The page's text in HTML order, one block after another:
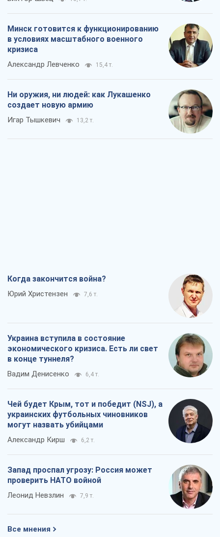
Минск готовится к функционированию
в условиях масштабного военного
кризиса
Александр Левченко 15,4 т.
Ни оружия, ни людей: как Лукашенко
создает новую армию
Игар Тышкевич 13,2 т.
Когда закончится война?
Юрий Христензен 7,6 т.
Украина вступила в состояние
экономического кризиса. Есть ли свет
в конце туннеля?
Вадим Денисенко 6,4 т.
Чей будет Крым, тот и победит (NSJ), а
украинских футбольных чиновников
могут назвать убийцами
Александр Кирш 6,2 т.
Запад проспал угрозу: Россия может
проверить НАТО войной
Леонид Невзлин 7,9 т.
Все мнения